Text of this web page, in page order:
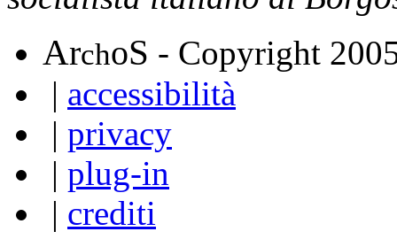
ArchoS - Copyright
| accessibilità
| privacy
| plug-in
| crediti